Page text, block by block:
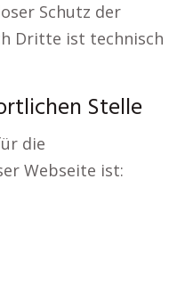
Schutz der
Dritte ist technisch
Stelle
die
Webseite ist: